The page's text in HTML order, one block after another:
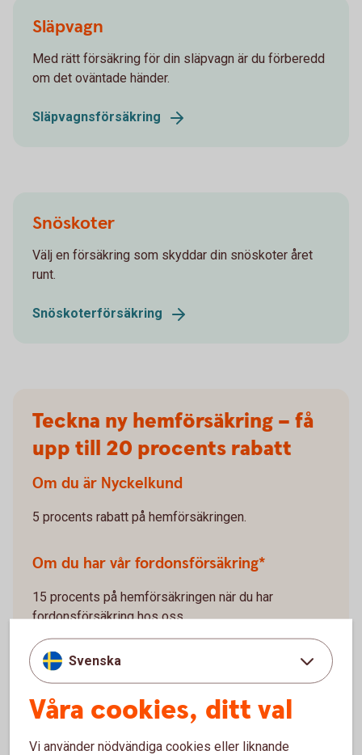
Släpvagn
Med rätt försäkring för din släpvagn är du förberedd
om det oväntade händer.
Släpvagnsförsäkring
Snöskoter
Välj en försäkring som skyddar din snöskoter året
runt.
Snöskoterförsäkring
Teckna ny hemförsäkring – få
upp till 20 procents rabatt
Om du är Nyckelkund
5 procents rabatt på hemförsäkringen.
Om du har vår fordonsförsäkring*
15 procents på hemförsäkringen när du har
fordonsförsäkring hos oss.
*Rabatten gäller när du köper försäkringen Villahem,
Villa eller Hem (ej Fritidshus) i kombination med
Svenska
Våra cookies, ditt val
Vi använder nödvändiga cookies eller liknande